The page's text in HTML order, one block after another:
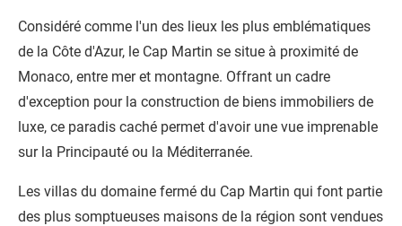
Considéré comme l'un des lieux les plus emblématiques
de la Côte d'Azur, le Cap Martin se situe à proximité de
Monaco, entre mer et montagne. Offrant un cadre
d'exception pour la construction de biens immobiliers de
luxe, ce paradis caché permet d'avoir une vue imprenable
sur la Principauté ou la Méditerranée.
Les villas du domaine fermé du Cap Martin qui font partie
des plus somptueuses maisons de la région sont vendues